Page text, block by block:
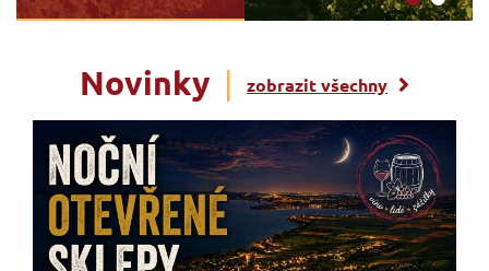
Novinky | zobrazit všechny